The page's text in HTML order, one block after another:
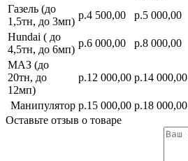
Газель (до
1,5тн, до 3мп)
р.4 500,00 р.5 000,00
Hundai ( до
4,5тн, до 6мп)
р.6 000,00 р.8 000,00
МАЗ (до
20тн, до
12мп)
р.12 000,00 р.14 000,00
Манипулятор р.15 000,00 р.18 000,00
Оставьте отзыв о товаре